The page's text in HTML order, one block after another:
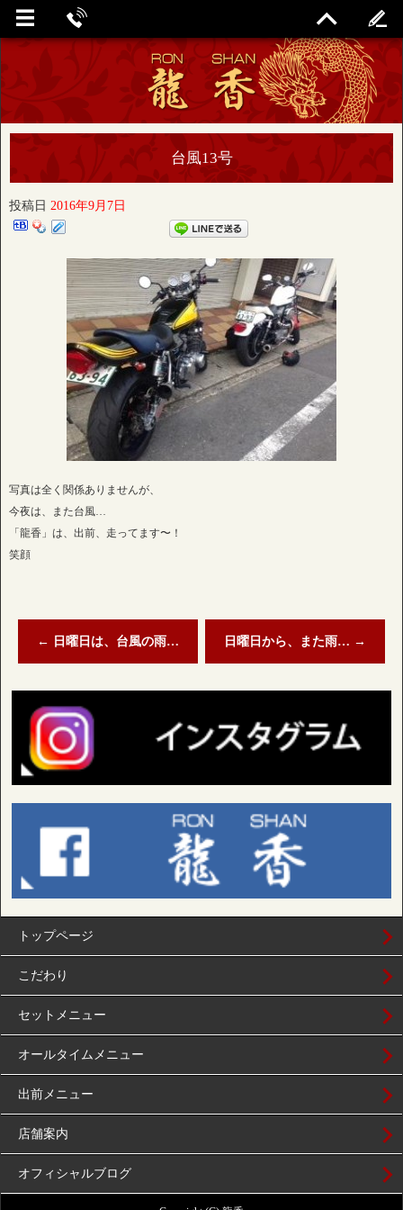
台風13号
投稿日 2016年9月7日
写真は全く関係ありませんが、
今夜は、また台風…
「龍香」は、出前、走ってます〜！
笑顔
← 日曜日は、台風の雨… 日曜日から、また雨… →
トップページ
こだわり
セットメニュー
オールタイムメニュー
出前メニュー
店舗案内
オフィシャルブログ